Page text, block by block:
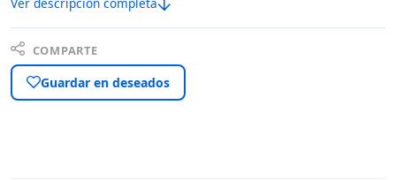
COMPARTE
Guardar en deseados